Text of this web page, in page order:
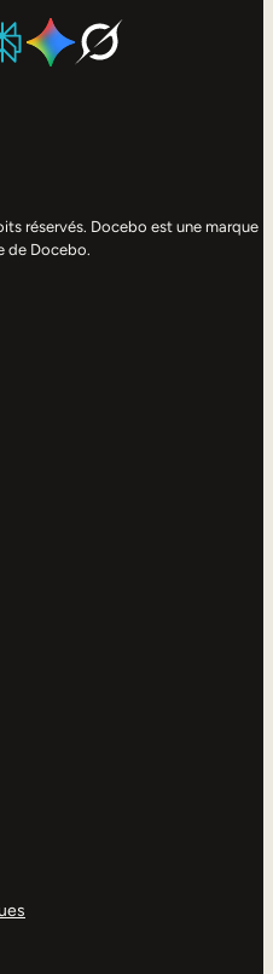
réservés. Docebo est une marque
de Docebo.